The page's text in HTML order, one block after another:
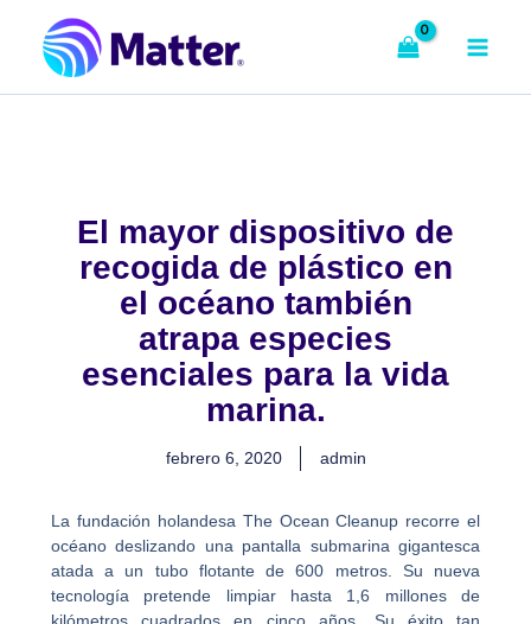
contenido
El mayor dispositivo de
recogida de plástico en
el océano también
atrapa especies
esenciales para la vida
marina.
febrero 6, 2020 admin
La fundación holandesa The Ocean Cleanup recorre el
océano deslizando una pantalla submarina gigantesca
atada a un tubo flotante de 600 metros. Su nueva
tecnología pretende limpiar hasta 1,6 millones de
kilómetros cuadrados en cincoaños. Su éxito tan